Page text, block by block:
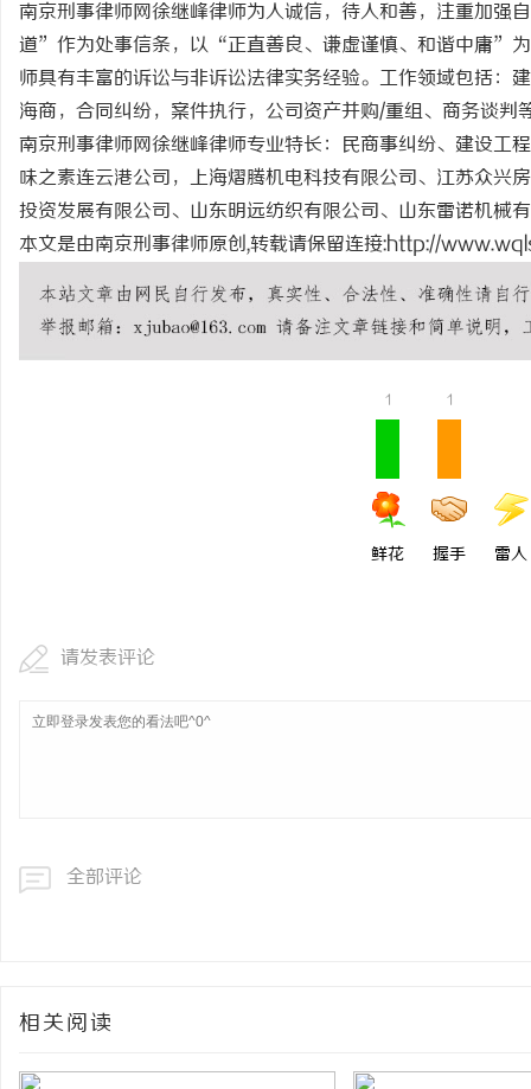
南京刑事律师网徐继峰律师为人诚信，待人和善，注重加强
道”作为处事信条，以“正直善良、谦虚谨慎、和谐中庸”
师具有丰富的诉讼与非诉讼法律实务经验。工作领域包括：
海商，合同纠纷，案件执行，公司资产并购/重组、商务谈判
南京刑事律师网徐继峰律师专业特长：民商事纠纷、建设工
味之素连云港公司，上海熠腾机电科技有限公司、江苏众兴
投资发展有限公司、山东明远纺织有限公司、山东雷诺机械
本文是由南京刑事律师原创,转载请保留连接:http://
1
鲜花
1
握手 雷人
请发表评论
全部评论
相关阅读
深入解析The Row品牌
设计哲学